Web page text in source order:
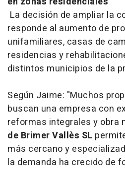
La decisión de ampliar la
responde al aumento de
unifamiliares, casas de
residencias y
distintos municipios de la
Según Jaime: "Muchos
buscan una empresa con
reformas integrales y obra
de Brimer Vallès SL
más cercano y
la demanda ha crecido de